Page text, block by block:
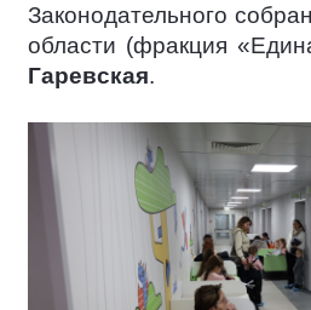
Законодательного
области (фракция
Гаревская.